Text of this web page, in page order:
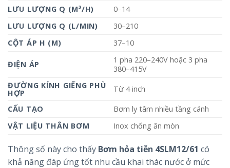
LƯU LƯỢNG Q (M³/H)
0–14
LƯU LƯỢNG Q (L/MIN)
30–210
CỘT ÁP H (M)
37–10
ĐIỆN ÁP
1 pha 220–240V hoặc 3 pha
380–415V
ĐƯỜNG KÍNH GIẾNG PHÙ
HỢP Từ 4 inch
CẤU TẠO
Bơm ly tâm nhiều tầng cánh
VẬT LIỆU THÂN BƠM
Inox chống ăn mòn
Thông số này cho thấy Bơm hỏa tiễn 4SLM12/61 có
khả năng đáp ứng tốt nhu cầu khai thác nước ở mức